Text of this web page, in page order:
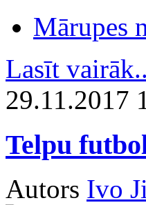
Mārupes
Lasīt
29.11.2017
Telpu
Autors Ivo